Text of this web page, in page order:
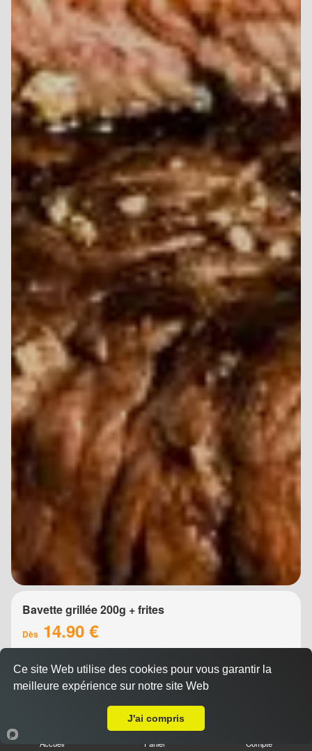
Bavette grillée 200g + frites
Dès 14.90 €
Accueil Panier Compte
Ce site Web utilise des cookies pour vous garantir la
meilleure expérience sur notre site Web
J'ai compris